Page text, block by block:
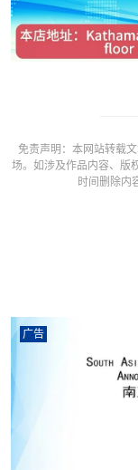
免责声明：本网站转载
场。如涉及作品内容、版
时间删除内
广告